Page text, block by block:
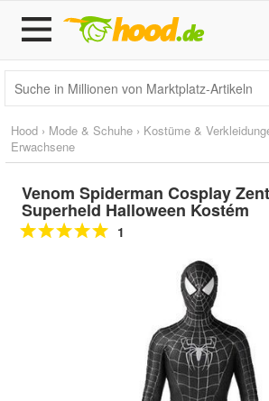
Hood › Mode & Schuhe › Kostüme &
Erwachsene
Venom Spiderman Cosplay
Superheld Halloween Kostém
1